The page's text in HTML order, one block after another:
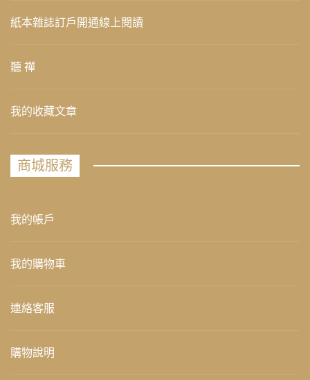
紙本雜誌訂戶開通線上閱讀
聽 禪
我的收藏文章
商城服務
我的帳戶
我的購物車
連絡客服
購物說明